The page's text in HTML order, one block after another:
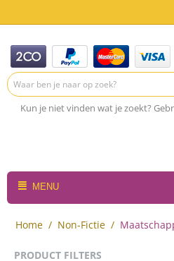
Kun je niet vinden wat je zoekt?
MENU
Home / Non-Fictie /
PRODUCT FILTERS